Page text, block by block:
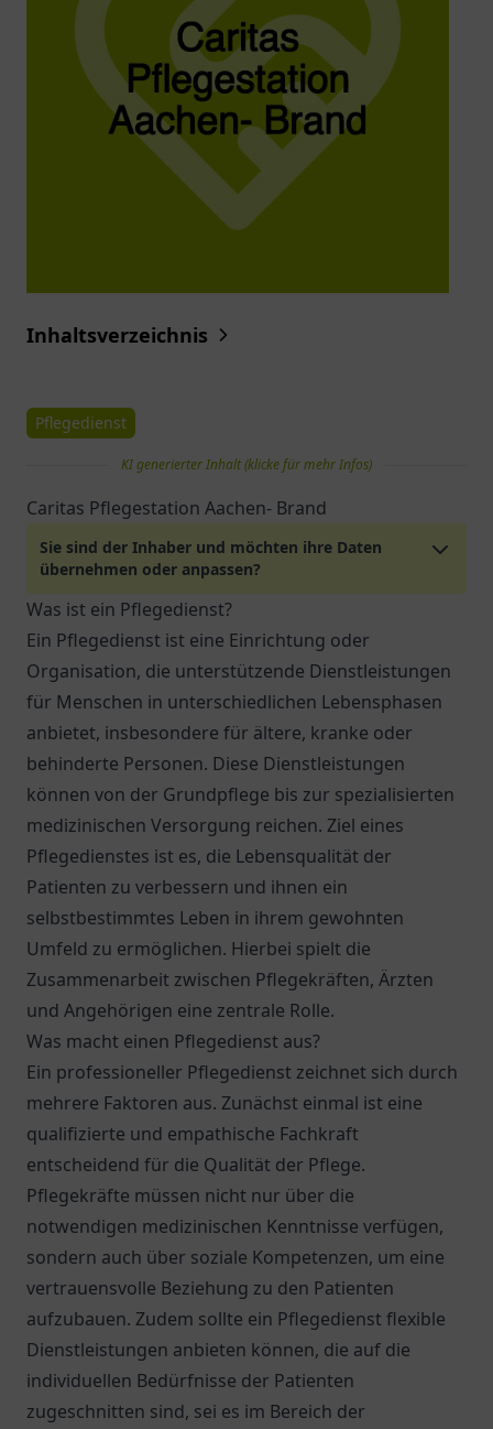
Inhaltsverzeichnis
Pflegedienst
KI generierter Inhalt (klicke für mehr Infos)
Caritas Pflegestation Aachen- Brand
Sie sind der Inhaber und möchten ihre Daten
übernehmen oder anpassen?
Was ist ein Pflegedienst?
Ein Pflegedienst ist eine Einrichtung oder
Organisation, die unterstützende Dienstleistungen
für Menschen in unterschiedlichen Lebensphasen
anbietet, insbesondere für ältere, kranke oder
behinderte Personen. Diese Dienstleistungen
können von der Grundpflege bis zur spezialisierten
medizinischen Versorgung reichen. Ziel eines
Pflegedienstes ist es, die Lebensqualität der
Patienten zu verbessern und ihnen ein
selbstbestimmtes Leben in ihrem gewohnten
Umfeld zu ermöglichen. Hierbei spielt die
Zusammenarbeit zwischen Pflegekräften, Ärzten
und Angehörigen eine zentrale Rolle.
Was macht einen Pflegedienst aus?
Ein professioneller Pflegedienst zeichnet sich durch
mehrere Faktoren aus. Zunächst einmal ist eine
qualifizierte und empathische Fachkraft
entscheidend für die Qualität der Pflege.
Pflegekräfte müssen nicht nur über die
notwendigen medizinischen Kenntnisse verfügen,
sondern auch über soziale Kompetenzen, um eine
vertrauensvolle Beziehung zu den Patienten
aufzubauen. Zudem sollte ein Pflegedienst flexible
Dienstleistungen anbieten können, die auf die
individuellen Bedürfnisse der Patienten
zugeschnitten sind, sei es im Bereich der